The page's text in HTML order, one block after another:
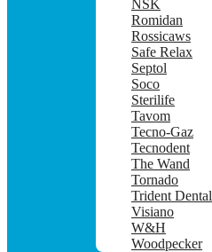
NSK
Romidan
Rossicaws
Safe Relax
Septol
Soco
Sterilife
Tavom
Tecno-Gaz
Tecnodent
The Wand
Tornado
Trident Dental
Visiano
W&H
Woodpecker